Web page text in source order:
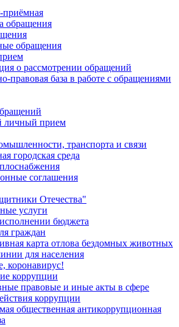
приёмная
обращения
обращения
о рассмотрении обращений
правовая база в работе с обращениями
личный прием
транспорта и связи
городская среда
соглашения
Отечества"
услуги
бюджета
граждан
карта отлова бездомных животных
для населения
коронавирус!
коррупции
правовые и иные акты в сфере
коррупции
общественная антикоррупционная